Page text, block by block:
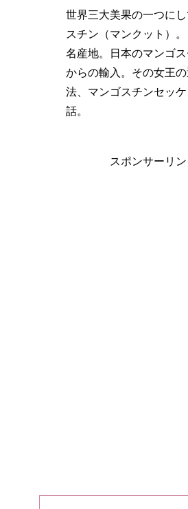
世界三大美果の一つに
スチン（マンクット）
名産地。日本のマンゴ
からの輸入。その女王
法、マンゴスチンセッ
話。
スポンサーリン